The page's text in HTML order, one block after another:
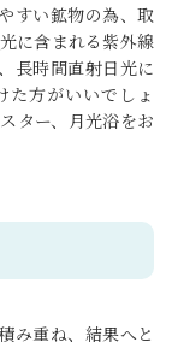
すい鉱物の為、取
に含まれる紫外線
長時間直射日光に
た方がいいでしょ
ター、月光浴をお
み重ね、結果へと